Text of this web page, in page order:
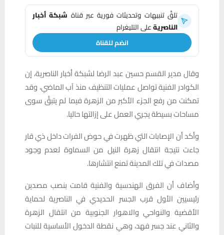
تلقَّ تنبيهات وتحديثات فورية عبر قناة شبكة أخبار
الناصريةعلى التليغرام
انضم للقناة
وقال مدير القسم حسين عبد الرضا لشبكة أخبار الناصرية، إن
الكوادر الفنية تواصل عمليات التنظيف منذ آب الماضي، وقد
تمكنت من رفع الجزء الأكبر من الزهرة فيما لم يتبقَّ سوى
مساحات بسيطة يجري العمل على إزالتها حاليا.
وأكد أن الإصابات التي ظهرت في حوض الفرات داخل ذي قار
جاءت نتيجة انتقال زهرة النيل من السماوة لعدم وجود
مصدات في تلك المدينة تمنع انتشارها.
وأضاف أن الفرق الهندسية والفنية قامت بنصب مصدين
رئيسيين الأول قرب الجسر الحديدي في الناصرية لحماية
الأقضية والنواحي والاهوار الجنوبية من انتقال الزهرة
والثاني عند جسر فهد، وهي نقطة الدخول الأساسية للنبات